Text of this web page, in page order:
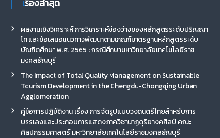
เรื่องล่าสุด
ผลงานเชิงวิเคราะห์ การวิเคราะห์ช่องว่างของหลักสูตรระดับปริญญา
โท และข้อเสนอแนวทางพัฒนาตามเกณฑ์มาตรฐานหลักสูตรระดับ
บัณฑิตศึกษา พ.ศ. 2565 : กรณีศึกษามหาวิทยาลัยเทคโนโลยีราช
มงคลธัญบุรี
The Impact of Total Quality Management on Sustainable
Tourism Development in the Chengdu-Chongqing Urban
Agglomeration
คู่มือการปฏิบัติงาน เรื่อง การจัดรูปแบบวงดนตรีไทยสำหรับการ
บรรเลงและประกอบการแสดงภาควิชานาฏดุริยางคศิลป์ คณะ
ศิลปกรรมศาสตร์ มหาวิทยาลัยเทคโนโลยีราชมงคลธัญบุรี